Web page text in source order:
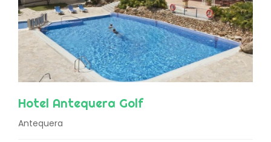
Hotel Antequera Golf
Antequera